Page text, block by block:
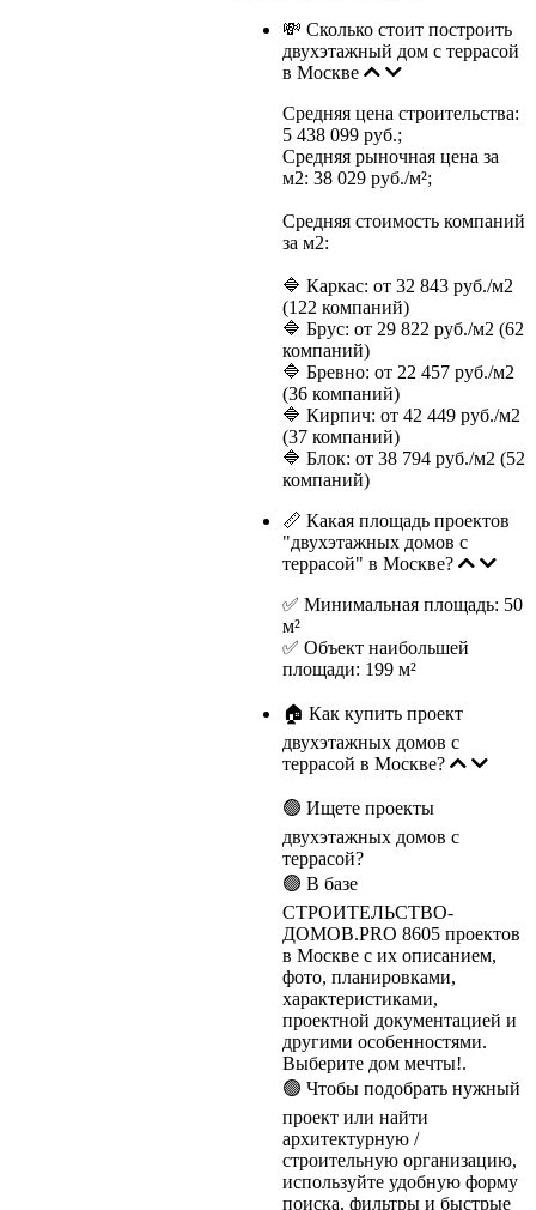
💸 Сколько стоит построить
двухэтажный дом с террасой
в Москве
Средняя цена строительства:
5 438 099 руб.;
Средняя рыночная цена за
м2: 38 029 руб./м²;
Средняя стоимость компаний
за м2:
🔷 Каркас: от 32 843 руб./м2
(122 компаний)
🔷 Брус: от 29 822 руб./м2 (62
компаний)
🔷 Бревно: от 22 457 руб./м2
(36 компаний)
🔷 Кирпич: от 42 449 руб./м2
(37 компаний)
🔷 Блок: от 38 794 руб./м2 (52
компаний)
📏 Какая площадь проектов
"двухэтажных домов с
террасой" в Москве?
✅ Минимальная площадь: 50
м²
✅ Объект наибольшей
площади: 199 м²
🏠 Как купить проект
двухэтажных домов с
террасой в Москве?
🟢 Ищете проекты
двухэтажных домов с
террасой?
🟢 В базе
СТРОИТЕЛЬСТВО-
ДОМОВ.PRO 8605 проектов
в Москве с их описанием,
фото, планировками,
характеристиками,
проектной документацией и
другими особенностями.
Выберите дом мечты!.
🟢 Чтобы подобрать нужный
проект или найти
архитектурную /
строительную организацию,
используйте удобную форму
поиска, фильтры и быстрые